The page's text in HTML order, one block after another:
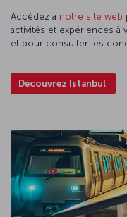
Accédez à notre site web
activités et expériences à
et pour consulter les
Découvrez Istanbul